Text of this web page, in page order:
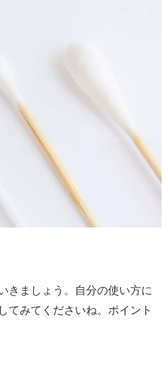
きましょう。自分の使い方に
てみてくださいね。ポイント